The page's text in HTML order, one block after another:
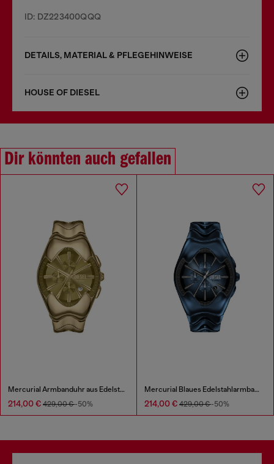
ID: DZ223400QQQ
DETAILS, MATERIAL & PFLEGEHINWEISE
HOUSE OF DIESEL
Dir könnten auch gefallen
Mercurial Armbanduhr aus Edelstahl
214,00 € 429,00 €-50%
Mercurial Blaues Edelstahlarmbanduhr
214,00 € 429,00 €-50%